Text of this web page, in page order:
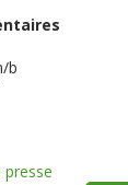
b
presse